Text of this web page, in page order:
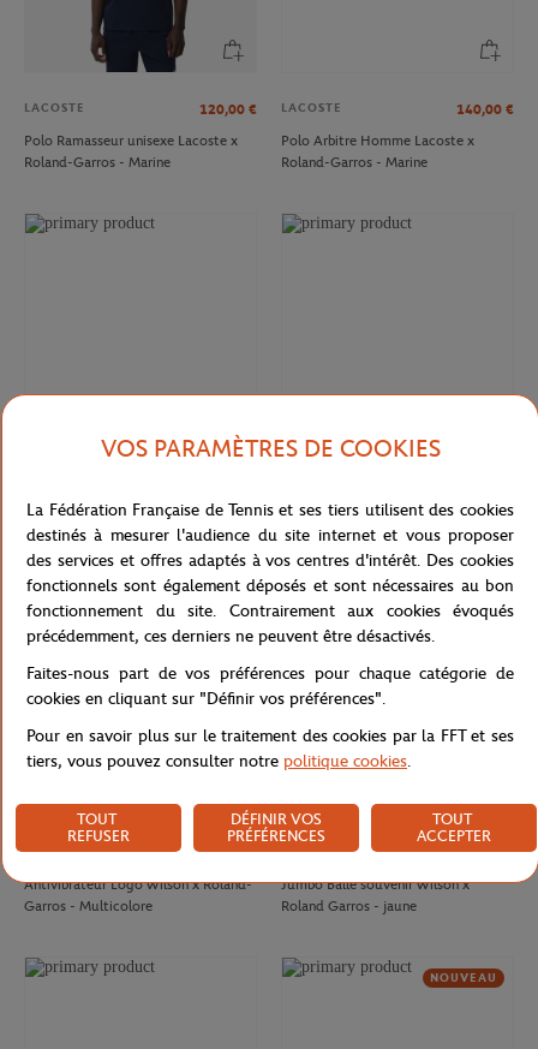
LACOSTE 120,00 €
Polo Ramasseur unisexe Lacoste x
Roland-Garros - Marine
LACOSTE 140,00 €
Polo Arbitre Homme Lacoste x
Roland-Garros - Marine
Jupe Ramasseuse femme Lacoste x
Roland-Garros - Blanc
T-shirt Performance homme Lacoste
x Roland-Garros - Vert
WILSON 8,00 €
Antivibrateur Logo Wilson x Roland-
Garros - Multicolore
WILSON 32,00 €
Jumbo Balle souvenir Wilson x
Roland Garros - jaune
NOUVEAU
VOS PARAMÈTRES DE COOKIES
La Fédération Française de Tennis et ses tiers utilisent des cookies
destinés à mesurer l'audience du site internet et vous proposer
des services et offres adaptés à vos centres d'intérêt. Des cookies
fonctionnels sont également déposés et sont nécessaires au bon
fonctionnement du site. Contrairement aux cookies évoqués
précédemment, ces derniers ne peuvent être désactivés.
Faites-nous part de vos préférences pour chaque catégorie de
cookies en cliquant sur "Définir vos préférences".
Pour en savoir plus sur le traitement des cookies par la FFT et ses
tiers, vous pouvez consulter notre politique cookies.
TOUT
REFUSER
DÉFINIR VOS
PRÉFÉRENCES
TOUT
ACCEPTER